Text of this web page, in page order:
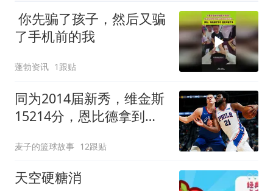
你先骗了孩子，然后又骗
了手机前的我
蓬勃资讯 1跟贴
同为2014届新秀，维金斯
15214分，恩比德拿到
麦子的篮球故事 12跟贴
天空硬糖消